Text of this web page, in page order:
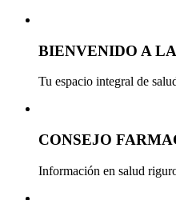
BIENVENIDO A
Tu espacio integral de
CONSEJO
Información en salud